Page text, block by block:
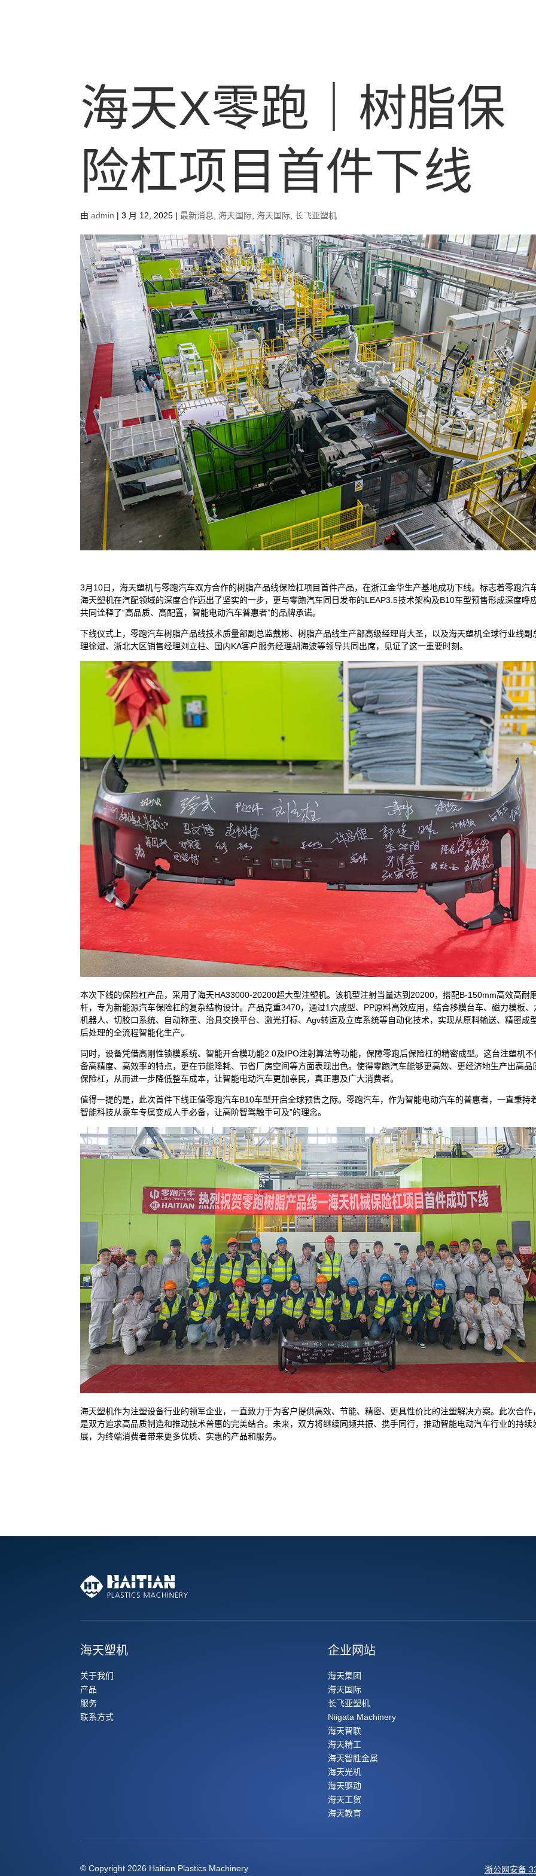
海天X零跑｜树脂保
险杠项目首件下线
由admin |3 月 12, 2025 |最新消息 海天国际 海天国际 ,长飞亚塑机
3月10日，海天塑机与零跑汽车双方合作的树脂产品线保险杠项目首件产品，在浙江金华生产基地成功下线。标志着零跑汽
海天塑机在汽配领域的深度合作迈出了坚实的一步，更与零跑汽车同日发布的LEAP3.5技术架构及B10车型预售形成深度呼
共同诠释了“高品质、高配置，智能电动汽车普惠者”的品牌承诺。
下线仪式上，零跑汽车树脂产品线技术质量部副总监戴彬、树脂产品线生产部高级经理肖大圣，以及海天塑机全球行业线副
理徐斌、浙北大区销售经理刘立柱、国内KA客户服务经理胡海波等领导共同出席，见证了这一重要时刻。
本次下线的保险杠产品，采用了海天HA33000-20200超大型注塑机。该机型注射当量达到20200，搭配B-150mm高效高耐
杆，专为新能源汽车保险杠的复杂结构设计。产品克重3470，通过1穴成型、PP原料高效应用，结合移模台车、磁力模板、
机器人、切胶口系统、自动称重、治具交换平台、激光打标、Agv转运及立库系统等自动化技术，实现从原料输送、精密成
后处理的全流程智能化生产。
同时，设备凭借高刚性锁模系统、智能开合模功能2.0及IPO注射算法等功能，保障零跑后保险杠的精密成型。这台注塑机不
备高精度、高效率的特点，更在节能降耗、节省厂房空间等方面表现出色。使得零跑汽车能够更高效、更经济地生产出高品
保险杠，从而进一步降低整车成本，让智能电动汽车更加亲民，真正惠及广大消费者。
值得一提的是，此次首件下线正值零跑汽车B10车型开启全球预售之际。零跑汽车，作为智能电动汽车的普惠者，一直秉持
智能科技从豪车专属变成人手必备，让高阶智驾触手可及”的理念。
海天塑机作为注塑设备行业的领军企业，一直致力于为客户提供高效、节能、精密、更具性价比的注塑解决方案。此次合作
是双方追求高品质制造和推动技术普惠的完美结合。未来，双方将继续同频共振、携手同行，推动智能电动汽车行业的持续
展，为终端消费者带来更多优质、实惠的产品和服务。
海天塑机
关于我们
产品
服务
联系方式
企业网站
海天集团
海天国际
长飞亚塑机
Niigata Machinery
海天智联
海天精工
海天智胜金属
海天光机
海天驱动
海天工贸
海天教育
© Copyright 2026 Haitian Plastics Machinery 浙公网安备